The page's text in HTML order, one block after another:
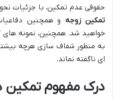
حقوقی عدم تمکین، با جزئیات
تمکین زوجه و همچنین
خواهید شد. همچنین، نمونه های
به منظور شفاف سازی هرچه
ای ناگفته نماند.
درک مفهوم تمکین